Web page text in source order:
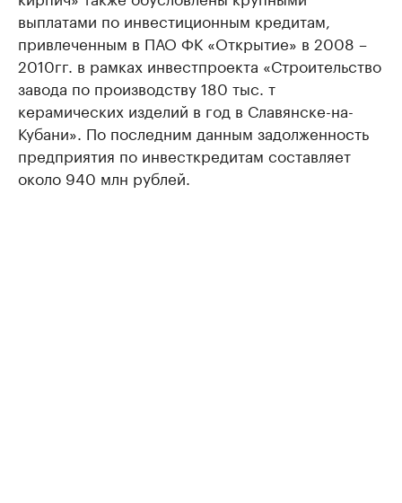
выплатами по инвестиционным кредитам,
привлеченным в ПАО ФК «Открытие» в 2008 –
2010гг. в рамках инвестпроекта «Строительство
завода по производству 180 тыс. т
керамических изделий в год в Славянске-на-
Кубани». По последним данным задолженность
предприятия по инвесткредитам составляет
около 940 млн рублей.